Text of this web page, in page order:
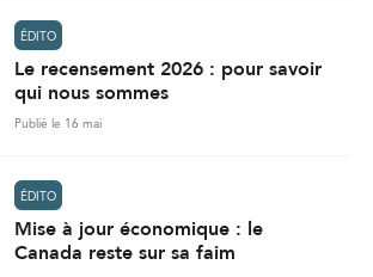
ÉDITO
Le recensement 2026 : pour savoir
qui nous sommes
Publié le 16 mai
ÉDITO
Mise à jour économique : le
Canada reste sur sa faim